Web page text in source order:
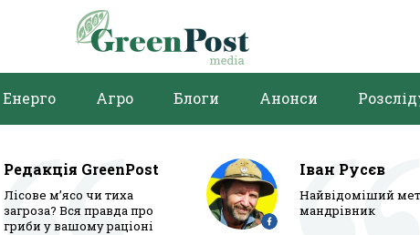
Енерго Агро Блоги Анонси
Редакція GreenPost
Лісове м’ясо чи тиха
загроза? Вся правда про
гриби у вашому раціоні
Іван Русєв
Найвідоміший
мандрівник